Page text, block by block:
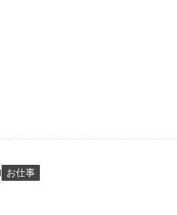
お仕事